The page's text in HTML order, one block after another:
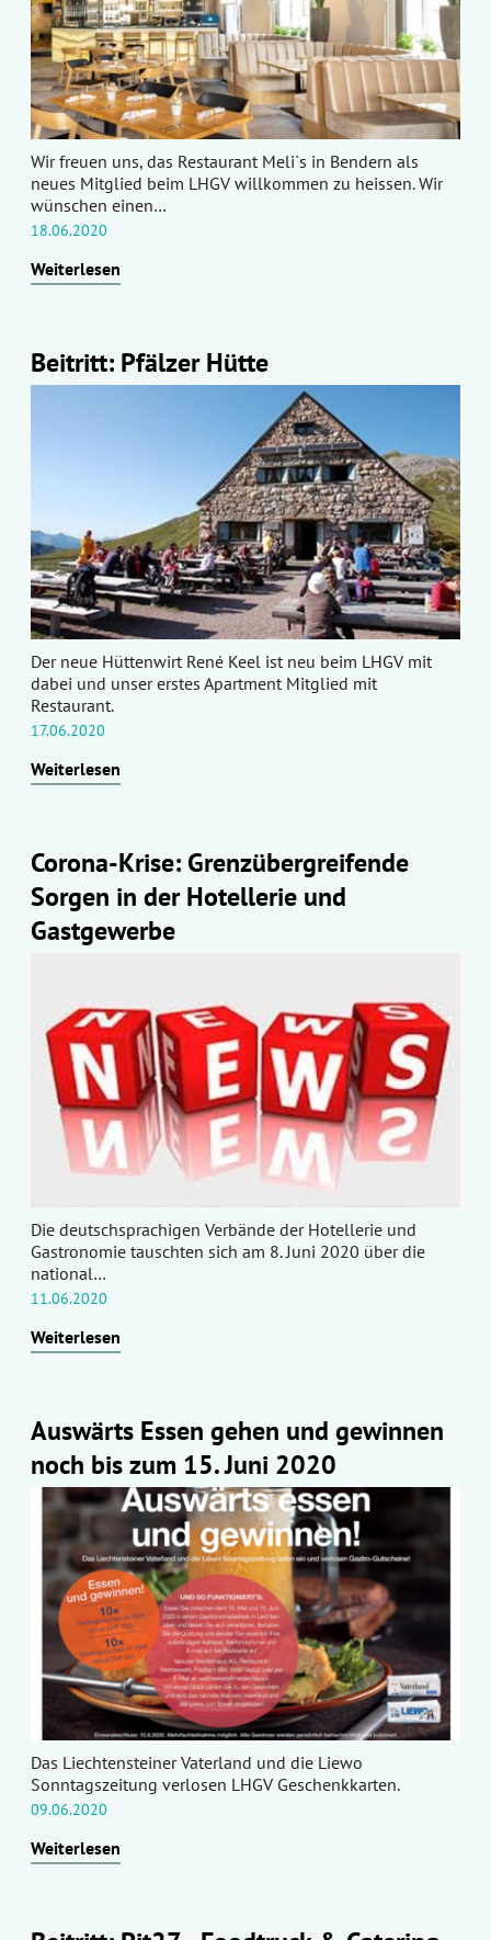
Wir freuen uns, das Restaurant Meli`s in Bendern als
neues Mitglied beim LHGV willkommen zu heissen. Wir
wünschen einen…
18.06.2020
Weiterlesen
Beitritt: Pfälzer Hütte
Der neue Hüttenwirt René Keel ist neu beim LHGV mit
dabei und unser erstes Apartment Mitglied mit
Restaurant.
17.06.2020
Weiterlesen
Corona-Krise: Grenzübergreifende
Sorgen in der Hotellerie und
Gastgewerbe
Die deutschsprachigen Verbände der Hotellerie und
Gastronomie tauschten sich am 8. Juni 2020 über die
national…
11.06.2020
Weiterlesen
Auswärts Essen gehen und gewinnen
noch bis zum 15. Juni 2020
Das Liechtensteiner Vaterland und die Liewo
Sonntagszeitung verlosen LHGV Geschenkkarten.
09.06.2020
Weiterlesen